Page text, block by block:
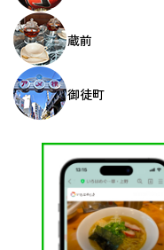
蔵前
御徒町